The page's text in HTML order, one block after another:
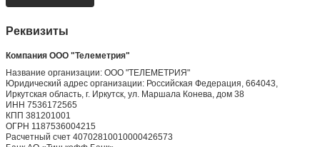
Реквизиты
Компания ООО "Телеметрия"
Название организации: ООО "ТЕЛЕМЕТРИЯ"
Юридический адрес организации: Российская Федерация, 664043,
Иркутская область, г. Иркутск, ул. Маршала Конева, дом 38
ИНН 7536172565
КПП 381201001
ОГРН 1187536004215
Расчетный счет 40702810010000426573